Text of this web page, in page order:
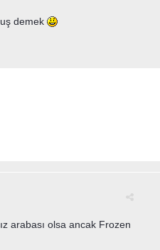
demek
arabası olsa ancak Frozen